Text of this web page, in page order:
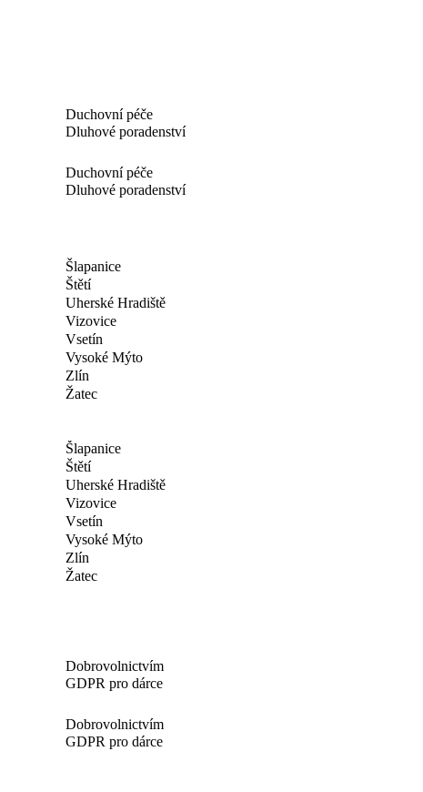
Duchovní péče
Dluhové poradenství
Duchovní péče
Dluhové poradenství
Šlapanice
Štětí
Uherské Hradiště
Vizovice
Vsetín
Vysoké Mýto
Zlín
Žatec
Šlapanice
Štětí
Uherské Hradiště
Vizovice
Vsetín
Vysoké Mýto
Zlín
Žatec
Dobrovolnictvím
GDPR pro dárce
Dobrovolnictvím
GDPR pro dárce